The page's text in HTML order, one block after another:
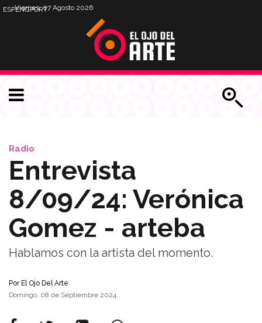
Viernes, 07 Agosto 2026
ESPENGPORT
Radio
Entrevista
8/09/24: Verónica
Gomez - arteba
Hablamos con la artista del momento.
Por El Ojo Del Arte
Domingo, 08 de Septiembre 2024